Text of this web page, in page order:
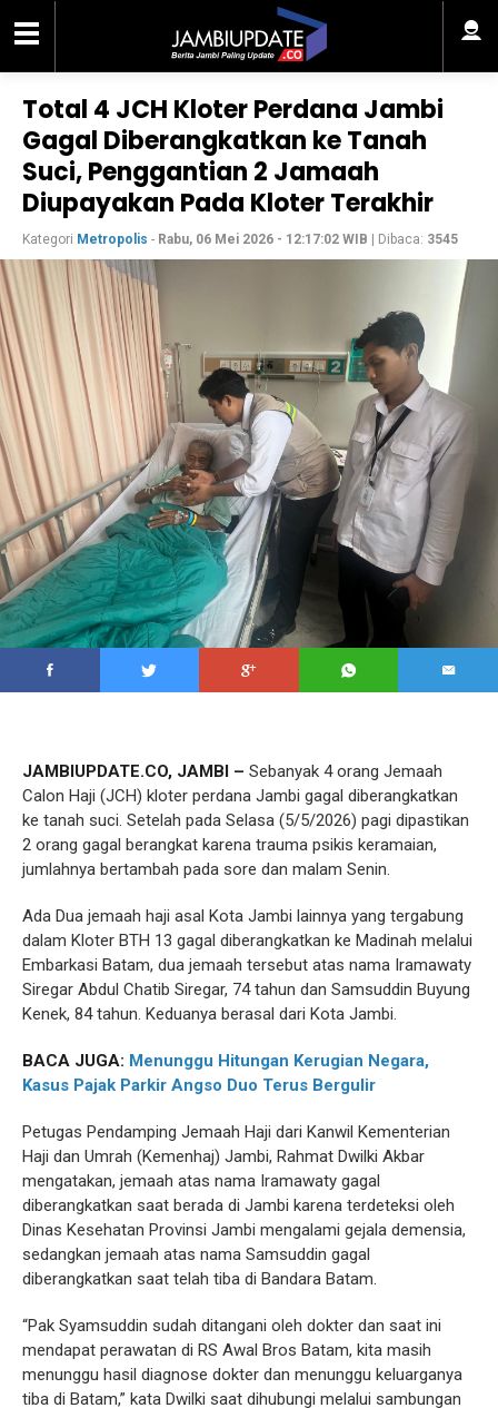
Total 4 JCH Kloter Perdana Jambi
Gagal Diberangkatkan ke Tanah
Suci, Penggantian 2 Jamaah
Diupayakan Pada Kloter Terakhir
Kategori Metropolis - Rabu, 06 Mei 2026 - 12:17:02 WIB | Dibaca: 3545
JAMBIUPDATE.CO, JAMBI – Sebanyak 4 orang Jemaah
Calon Haji (JCH) kloter perdana Jambi gagal diberangkatkan
ke tanah suci. Setelah pada Selasa (5/5/2026) pagi dipastikan
2 orang gagal berangkat karena trauma psikis keramaian,
jumlahnya bertambah pada sore dan malam Senin.
Ada Dua jemaah haji asal Kota Jambi lainnya yang tergabung
dalam Kloter BTH 13 gagal diberangkatkan ke Madinah melalui
Embarkasi Batam, dua jemaah tersebut atas nama Iramawaty
Siregar Abdul Chatib Siregar, 74 tahun dan Samsuddin Buyung
Kenek, 84 tahun. Keduanya berasal dari Kota Jambi.
BACA JUGA: Menunggu Hitungan Kerugian Negara,
Kasus Pajak Parkir Angso Duo Terus Bergulir
Petugas Pendamping Jemaah Haji dari Kanwil Kementerian
Haji dan Umrah (Kemenhaj) Jambi, Rahmat Dwilki Akbar
mengatakan, jemaah atas nama Iramawaty gagal
diberangkatkan saat berada di Jambi karena terdeteksi oleh
Dinas Kesehatan Provinsi Jambi mengalami gejala demensia,
sedangkan jemaah atas nama Samsuddin gagal
diberangkatkan saat telah tiba di Bandara Batam.
“Pak Syamsuddin sudah ditangani oleh dokter dan saat ini
mendapat perawatan di RS Awal Bros Batam, kita masih
menunggu hasil diagnose dokter dan menunggu keluarganya
tiba di Batam,” kata Dwilki saat dihubungi melalui sambungan